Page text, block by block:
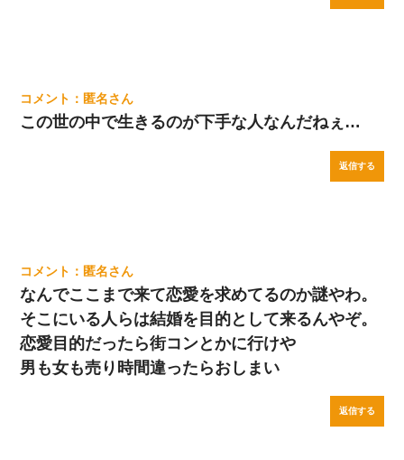
匿名
この世の中で生きるのが下手な人なんだねぇ…
返信する
匿名
なんでここまで来て恋愛を求めてるのか謎やわ。
そこにいる人らは結婚を目的として来るんやぞ。
恋愛目的だったら街コンとかに行けや
男も女も売り時間違ったらおしまい
返信する